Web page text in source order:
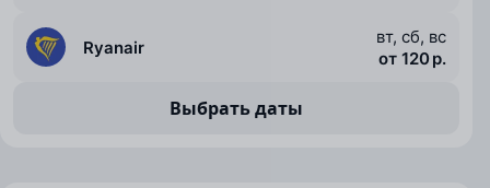
Ryanair
вт, сб, вс
от 120 р.
Выбрать даты